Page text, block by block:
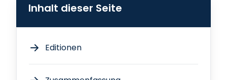
Inhalt dieser Seite
Editionen